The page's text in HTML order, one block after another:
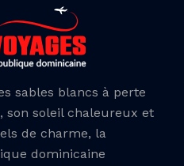
sables blancs à perte
son soleil chaleureux et
de charme, la
dominicaine